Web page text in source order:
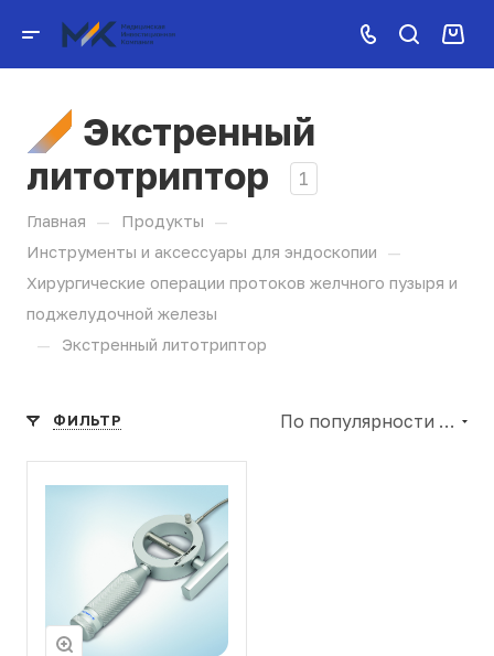
Экстренный
литотриптор
1
Главная — Продукты —
Инструменты и аксессуары для эндоскопии —
Хирургические операции протоков желчного пузыря и
поджелудочной железы
— Экстренный литотриптор
ФИЛЬТР По популярности (убывание)